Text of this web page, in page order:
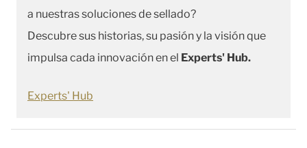
a nuestras soluciones de sellado?
Descubre sus historias, su pasión y la visión que
impulsa cada innovación en el Experts' Hub.
Experts' Hub